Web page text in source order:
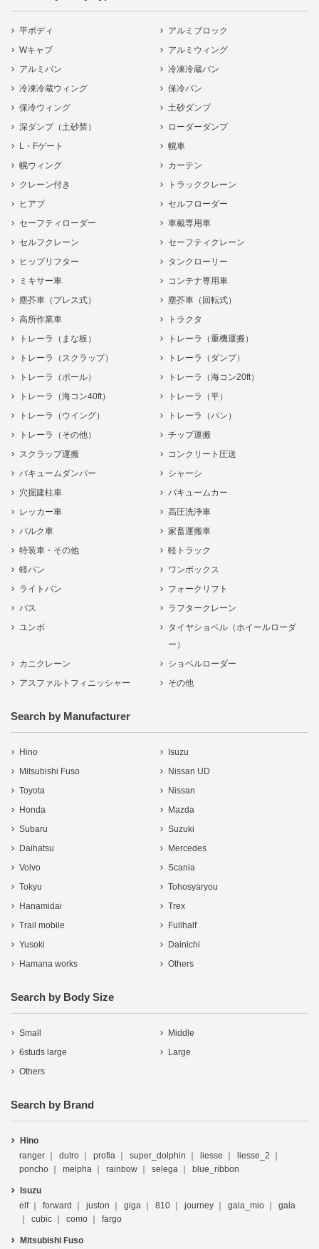
平ボディ
アルミブロック
Wキャブ
アルミウィング
アルミバン
冷凍冷蔵バン
冷凍冷蔵ウィング
保冷バン
保冷ウィング
土砂ダンプ
深ダンプ（土砂禁）
ローダーダンプ
L・Fゲート
幌車
幌ウィング
カーテン
クレーン付き
トラッククレーン
ヒアブ
セルフローダー
セーフティローダー
車載専用車
セルフクレーン
セーフティクレーン
ヒップリフター
タンクローリー
ミキサー車
コンテナ専用車
塵芥車（プレス式）
塵芥車（回転式）
高所作業車
トラクタ
トレーラ（まな板）
トレーラ（重機運搬）
トレーラ（スクラップ）
トレーラ（ダンプ）
トレーラ（ポール）
トレーラ（海コン20ft）
トレーラ（海コン40ft）
トレーラ（平）
トレーラ（ウイング）
トレーラ（バン）
トレーラ（その他）
チップ運搬
スクラップ運搬
コンクリート圧送
バキュームダンパー
シャーシ
穴掘建柱車
バキュームカー
レッカー車
高圧洗浄車
バルク車
家畜運搬車
特装車・その他
軽トラック
軽バン
ワンボックス
ライトバン
フォークリフト
バス
ラフタークレーン
ユンボ
タイヤショベル（ホイールローダ
ー）
カニクレーン
ショベルローダー
アスファルトフィニッシャー
その他
Search by Manufacturer
Hino
Isuzu
Mitsubishi Fuso
Nissan UD
Toyota
Nissan
Honda
Mazda
Subaru
Suzuki
Daihatsu
Mercedes
Volvo
Scania
Tokyu
Tohosyaryou
Hanamidai
Trex
Trail mobile
Fullhalf
Yusoki
Dainichi
Hamana works
Others
Search by Body Size
Small
Middle
6studs large
Large
Others
Search by Brand
Hino
ranger
dutro profia super_dolphin liesse
liesse_2
poncho
melpha rainbow selega blue_ribbon
Isuzu
elf
forward juston giga 810 journey gala_mio
gala
cubic
como fargo
Mitsubishi Fuso